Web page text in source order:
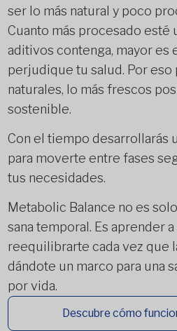
ser lo más natural y poco
Cuanto más procesado esté
aditivos contenga, mayor es
perjudique tu salud. Por
naturales, lo más frescos
sostenible.
Con el tiempo desarrollarás
para moverte entre fases
tus necesidades.
Metabolic Balance no es
sana temporal. Es aprender
reequilibrarte cada vez que
dándote un marco para una
por vida.
Descubre cómo